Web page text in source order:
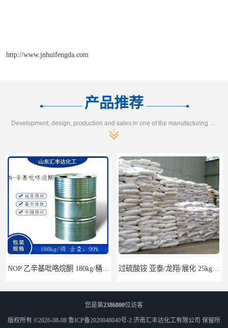
http://www.jnhuifengda.com
产品推荐
您是第2386800位访客
版权所有 ©2026-08-08 鲁ICP备2020048040号-2 济南汇丰达化工有限公司 保留所